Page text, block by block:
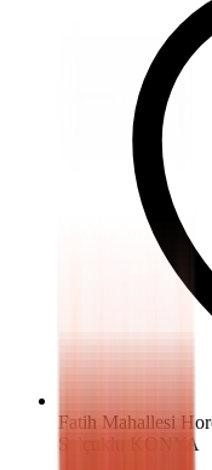
Fatih Mahallesi
Selçuklu KONYA